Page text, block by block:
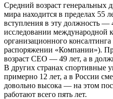
Средний возраст генеральных
мира находится в пределах 55
вступления в эту должность —
исследовании международной
организационного
распоряжении «Компании»).
возраст СЕО — 49 лет, а в
В других странах спортивные
примерно 12 лет, а в России
довольно высока — на этом
работают всего пять лет.